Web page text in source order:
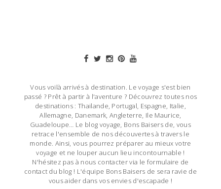
Vous voilà arrivés à destination. Le voyage s'est bien
passé ? Prêt à partir à l'aventure ? Découvrez toutes nos
destinations : Thailande, Portugal, Espagne, Italie,
Allemagne, Danemark, Angleterre, Ile Maurice,
Guadeloupe… Le blog voyage, Bons Baisers de, vous
retrace l'ensemble de nos découvertes à travers le
monde. Ainsi, vous pourrez préparer au mieux votre
voyage et ne louper aucun lieu incontournable !
N'hésitez pas à nous contacter via le formulaire de
contact du blog ! L'équipe Bons Baisers de sera ravie de
vous aider dans vos envies d'escapade !